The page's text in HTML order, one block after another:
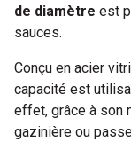
de diamètre est
sauces.
Conçu en acier
capacité est
effet, grâce à son
gazinière ou